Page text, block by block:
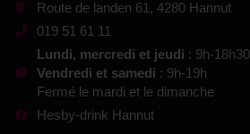
Route de landen 61, 4280 Hannut
019 51 61 11
Lundi, mercredi et jeudi : 9h-18h30
Vendredi et samedi : 9h-19h
Fermé le mardi et le dimanche
Hesby-drink Hannut